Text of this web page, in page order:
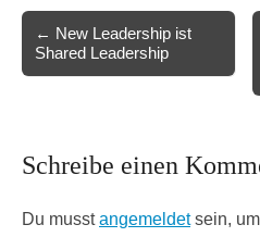
navigation
← New Leadership ist
Shared Leadership
Schreibe einen
Du musstangemeldetsein,